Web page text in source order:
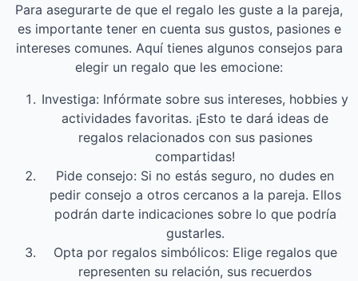
Para asegurarte de que el regalo les guste a la pareja,
es importante tener en cuenta sus gustos, pasiones e
intereses comunes. Aquí tienes algunos consejos para
elegir un regalo que les emocione:
Investiga: Infórmate sobre sus intereses, hobbies y
actividades favoritas. ¡Esto te dará ideas de
regalos relacionados con sus pasiones
compartidas!
Pide consejo: Si no estás seguro, no dudes en
pedir consejo a otros cercanos a la pareja. Ellos
podrán darte indicaciones sobre lo que podría
gustarles.
Opta por regalos simbólicos: Elige regalos que
representen su relación, sus recuerdos